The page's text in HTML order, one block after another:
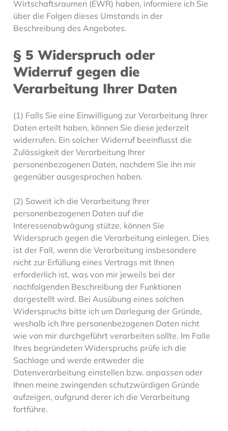
Wirtschaftsraumen (EWR) haben, informiere ich Sie
über die Folgen dieses Umstands in der
Beschreibung des Angebotes.
§ 5 Widerspruch oder
Widerruf gegen die
Verarbeitung Ihrer Daten
(1) Falls Sie eine Einwilligung zur Verarbeitung Ihrer
Daten erteilt haben, können Sie diese jederzeit
widerrufen. Ein solcher Widerruf beeinflusst die
Zulässigkeit der Verarbeitung Ihrer
personenbezogenen Daten, nachdem Sie ihn mir
gegenüber ausgesprochen haben.
(2) Soweit ich die Verarbeitung Ihrer
personenbezogenen Daten auf die
Interessenabwägung stütze, können Sie
Widerspruch gegen die Verarbeitung einlegen. Dies
ist der Fall, wenn die Verarbeitung insbesondere
nicht zur Erfüllung eines Vertrags mit Ihnen
erforderlich ist, was von mir jeweils bei der
nachfolgenden Beschreibung der Funktionen
dargestellt wird. Bei Ausübung eines solchen
Widerspruchs bitte ich um Darlegung der Gründe,
weshalb ich Ihre personenbezogenen Daten nicht
wie von mir durchgeführt verarbeiten sollte. Im Falle
Ihres begründeten Widerspruchs prüfe ich die
Sachlage und werde entweder die
Datenverarbeitung einstellen bzw. anpassen oder
Ihnen meine zwingenden schutzwürdigen Gründe
aufzeigen, aufgrund derer ich die Verarbeitung
fortführe.